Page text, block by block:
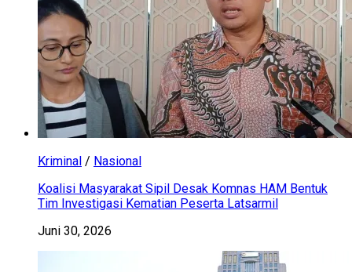
Kriminal / Nasional
Koalisi Masyarakat Sipil Desak Komnas HAM Bentuk
Tim Investigasi Kematian Peserta Latsarmil
Juni 30, 2026